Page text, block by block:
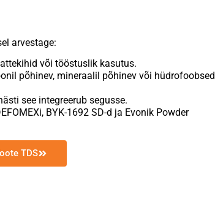
arvestage:
või tööstuslik kasutus.
põhinev, mineraalil põhinev või hüdrofoobsed
see integreerub segusse.
BYK-1692 SD-d ja Evonik Powder
TDS